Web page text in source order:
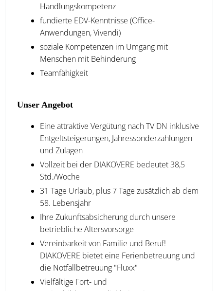
Handlungskompetenz
fundierte EDV-Kenntnisse (Office-
Anwendungen, Vivendi)
soziale Kompetenzen im Umgang mit
Menschen mit Behinderung
Teamfähigkeit
Unser Angebot
Eine attraktive Vergütung nach TV DN inklusive
Entgeltsteigerungen, Jahressonderzahlungen
und Zulagen
Vollzeit bei der DIAKOVERE bedeutet 38,5
Std./Woche
31 Tage Urlaub, plus 7 Tage zusätzlich ab dem
58. Lebensjahr
Ihre Zukunftsabsicherung durch unsere
betriebliche Altersvorsorge
Vereinbarkeit von Familie und Beruf!
DIAKOVERE bietet eine Ferienbetreuung und
die Notfallbetreuung "Fluxx"
Vielfältige Fort- und